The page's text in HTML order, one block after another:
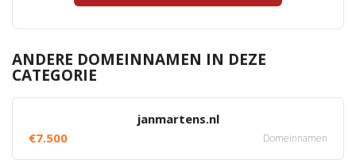
ANDERE DOMEINNAMEN IN DEZE
CATEGORIE
janmartens.nl
€7.500
Domeinnamen